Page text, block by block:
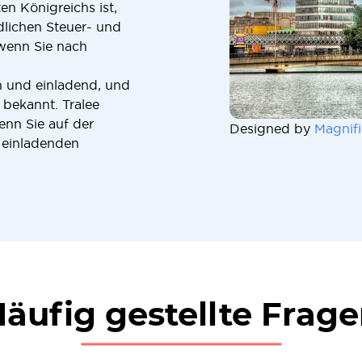
Königreichs ist,
Steuer- und
Sie nach
und einladend, und
Tralee
Sie auf der
Designed by
gestellte